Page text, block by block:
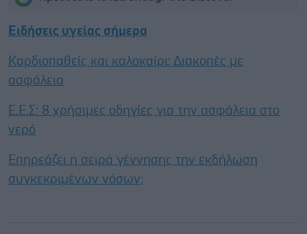
Ειδήσεις υγείας σήμερα
Καρδιοπαθείς και καλοκαίρι: Διακοπές με
ασφάλεια
Ε.E.Σ: 8 χρήσιμες οδηγίες για την ασφάλεια στο
νερό
Επηρεάζει η σειρά γέννησης την εκδήλωση
συγκεκριμένων νόσων;